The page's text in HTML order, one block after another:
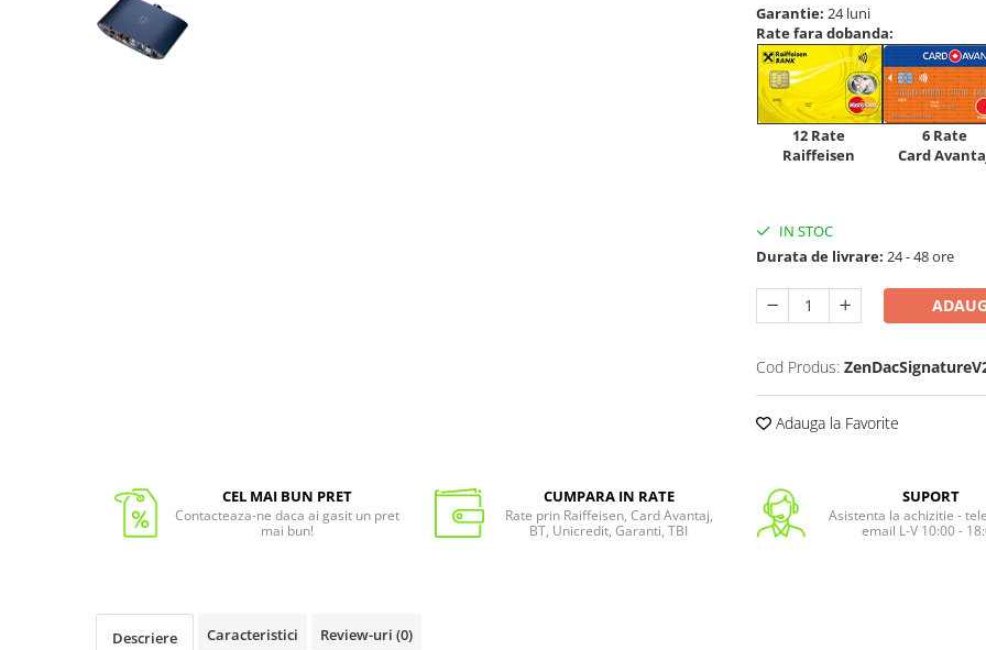
Garantie: 24 luni
Rate fara dobanda:
12 Rate
Raiffeisen
6 Rate
Card
IN STOC
Durata de livrare: 24 - 48 ore
Cod Produs:
Adauga la Favorite
CEL MAI BUN PRET
Contacteaza-ne daca ai gasit un pret
mai bun!
CUMPARA IN RATE
Rate prin Raiffeisen, Card Avantaj,
BT, Unicredit, Garanti, TBI
SUPORT
Asistenta la achizitie -
email L-V 10:00 -
Descriere Caracteristici Review-uri (0)